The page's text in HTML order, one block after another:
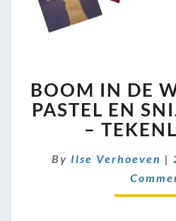
IN
DE
EN
–
BOOM IN DE
PASTEL EN
–
By Ilse Verhoeven |